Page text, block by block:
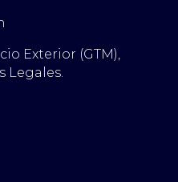
Exterior (GTM),
Legales.